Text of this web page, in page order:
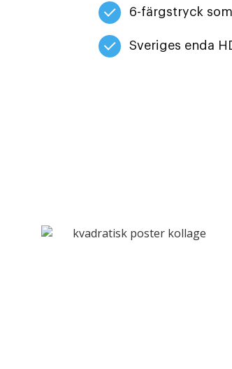
6-färgstryck
Sveriges enda